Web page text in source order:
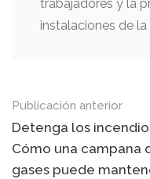
trabajadores y la
instalaciones de la
Mensaje
de
navegación
Publicación anterior
Detenga los
Cómo una campana
gases puede